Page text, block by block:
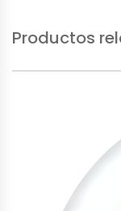
Productos